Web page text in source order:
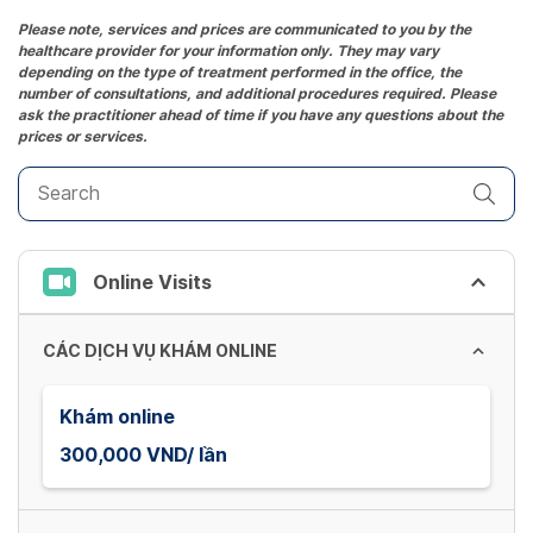
the
question
mark
key
to
get
the
keyboard
shortcuts
for
changing
dates.
Please note, services and prices are communicated to you by the
healthcare provider for your information only. They may vary
depending on the type of treatment performed in the office, the
number of consultations, and additional procedures required. Please
ask the practitioner ahead of time if you have any questions about the
prices or services.
Online Visits
CÁC DỊCH VỤ KHÁM ONLINE
Khám online
300,000 VND/ lần